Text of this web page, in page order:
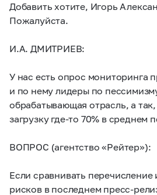
Добавить хотите, Игорь
Пожалуйста.
И.А. ДМИТРИЕВ:
У нас есть опрос мониторинга
и по нему лидеры по
обрабатывающая отрасль, а
загрузку где-то 70% в среднем
ВОПРОС (агентство «Рейтер»):
Если сравнивать
рисков в последнем пресс-